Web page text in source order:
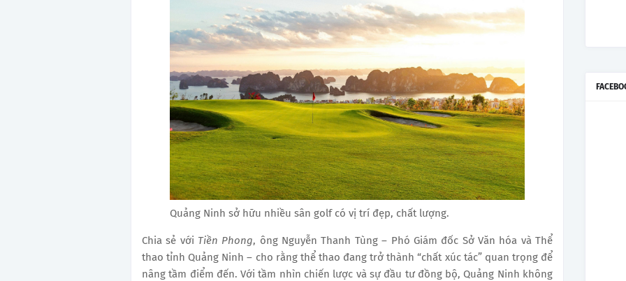
Quảng Ninh sở hữu nhiều sân golf có vị trí đẹp, chất lượng.
Chia sẻ với Tiền Phong, ông Nguyễn Thanh Tùng – Phó Giám đốc Sở Văn hóa và Thể
thao tỉnh Quảng Ninh – cho rằng thể thao đang trở thành “chất xúc tác” quan trọng để
nâng tầm điểm đến. Với tầm nhìn chiến lược và sự đầu tư đồng bộ, Quảng Ninh không